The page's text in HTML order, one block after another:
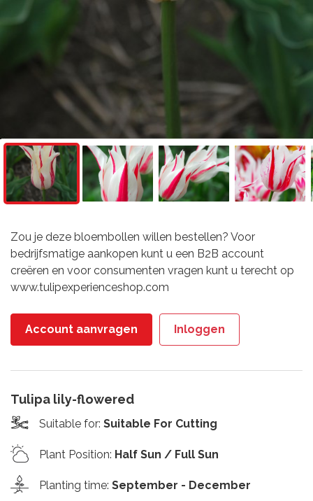
Zou je deze bloembollen willen bestellen? Voor
bedrijfsmatige aankopen kunt u een B2B account
creëren en voor consumenten vragen kunt u terecht op
www.tulipexperienceshop.com
Account aanvragen Inloggen
Tulipa lily-flowered
Suitable for: Suitable For Cutting
Plant Position: Half Sun / Full Sun
Planting time: September - December